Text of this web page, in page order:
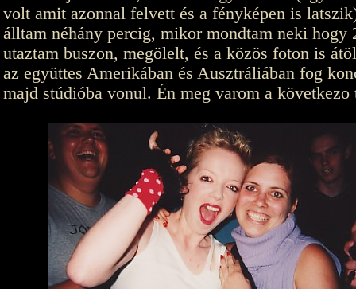
volt amit azonnal felvett és a fényképen is
álltam néhány percig, mikor mondtam neki hogy
utaztam buszon, megölelt, és a közös foton is
az együttes Amerikában és Ausztráliában fog
majd stúdióba vonul. Én meg varom a következo